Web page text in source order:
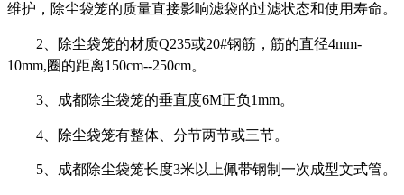
维护，除尘袋笼的质量直接影响滤袋的过滤状态和使用寿命。
2、
除尘袋笼的材质Q235或20#钢筋，筋的直径4mm-
10mm,圈的距离150cm--250cm。
3、成都除尘袋笼的垂直度6M正负1mm。
4、 除尘袋笼有整体、分节两节或三节。
5、成都除尘袋笼长度3米以上佩带钢制一次成型文式管。